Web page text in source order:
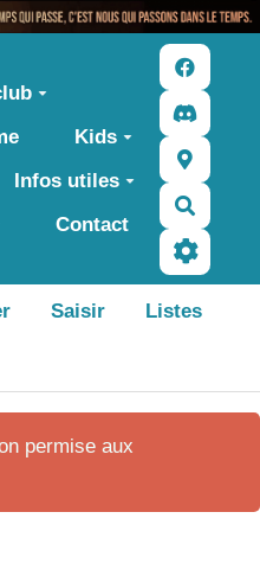
Kids
Infos utiles
Contact
Saisir Listes
permise aux